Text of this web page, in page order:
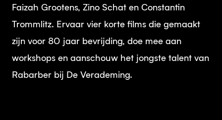
Faizah Grootens, Zino Schat en Constantin
Trommlitz. Ervaar vier korte films die gemaakt
zijn voor 80 jaar bevrijding, doe mee aan
workshops en aanschouw het jongste talent van
Rabarber bij De Verademing.